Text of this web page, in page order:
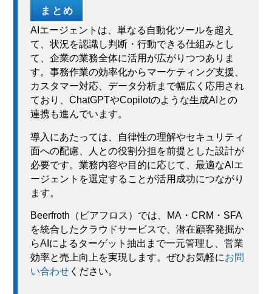
まとめ
AIエージェントは、単なる自動化ツールを超え
て、状況を認識し判断・行動できる仕組みとし
て、企業の業務全体に活用が広がりつつありま
す。事務作業の効率化からマーケティング支援、
カスタマー対応、データ分析まで幅広く応用され
ており、ChatGPTやCopilotのような生成AIとの
連携も進んでいます。
導入にあたっては、自律性の理解やセキュリティ
面への配慮、人との役割分担を前提とした設計が
必要です。業務内容や目的に応じて、最適なAIエ
ージェントを選定することが活用成功につながり
ます。
Beerfroth（ビアフロス）では、MA・CRM・SFA
を統合したクラウドサービスで、潜在顧客発掘か
らAIによるターゲット抽出まで一元管理し、営業
効率と売上向上を実現します。ぜひお気軽にお問
い合わせください。